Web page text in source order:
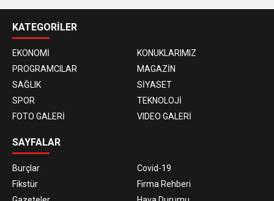
KATEGORİLER
EKONOMİ
KONUKLARIMIZ
PROGRAMCILAR
MAGAZİN
SAĞLIK
SİYASET
SPOR
TEKNOLOJİ
FOTO GALERİ
VIDEO GALERİ
SAYFALAR
Burçlar
Covid-19
Fikstür
Firma Rehberi